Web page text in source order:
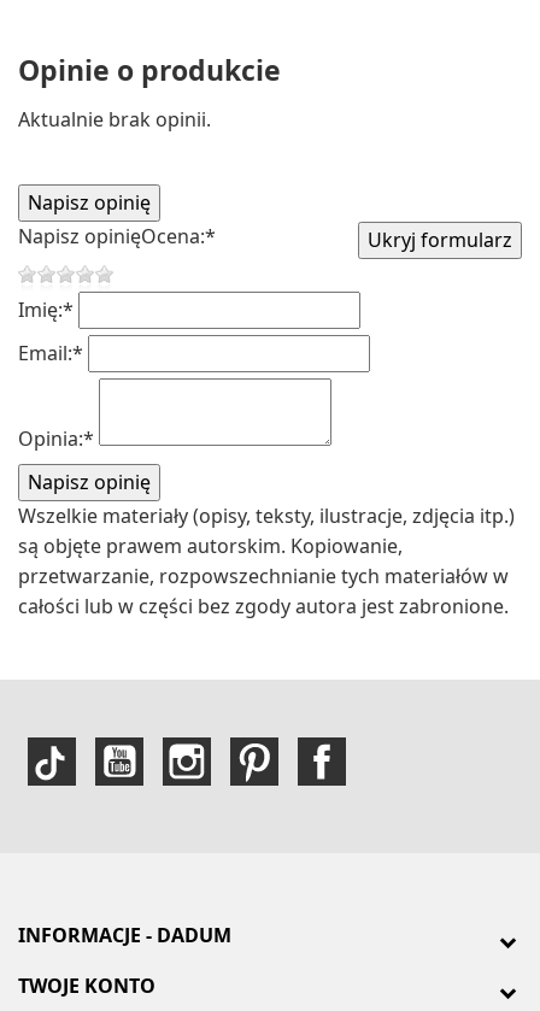
Opinie o produkcie
Aktualnie brak opinii.
Napisz opinięOcena:*
Imię:*
Email:*
Opinia:*
Wszelkie materiały (opisy, teksty, ilustracje, zdjęcia itp.)
są objęte prawem autorskim. Kopiowanie,
przetwarzanie, rozpowszechnianie tych materiałów w
całości lub w części bez zgody autora jest zabronione.
INFORMACJE - DADUM
TWOJE KONTO